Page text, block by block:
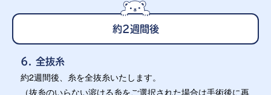
約2週間後
6. 全抜糸
約2週間後、糸を全抜糸いたします。
（抜糸のいらない溶ける糸をご選択された場合は手術後に再